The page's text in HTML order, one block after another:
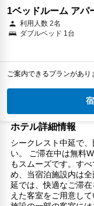
1ベッドルーム アパ
利用人数 2名
ダブルベッド 1台
ご案内できるプランがあり
ホテル詳細情報
シークレスト中延で
い。 ご滞在中は無料
もスムーズです。す
め、当宿泊施設内は
延では、快適なご滞
えた客室をご用意し